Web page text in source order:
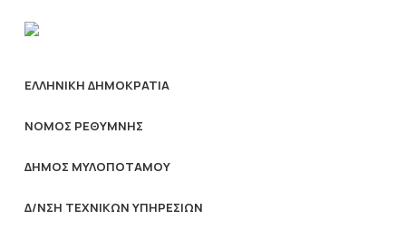
ΕΛΛΗΝΙΚΗ ΔΗΜΟΚΡΑΤΙΑ
ΝΟΜΟΣ ΡΕΘΥΜΝΗΣ
ΔΗΜΟΣ ΜΥΛΟΠΟΤΑΜΟΥ
Δ/ΝΣΗ ΤΕΧΝΙΚΩΝ ΥΠΗΡΕΣΙΩΝ